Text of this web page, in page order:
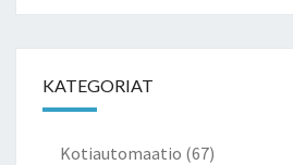
KATEGORIAT
Kotiautomaatio (67)